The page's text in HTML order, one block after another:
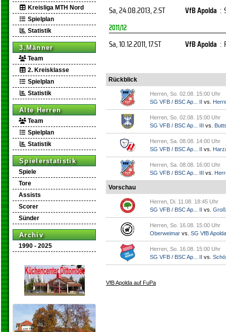
Kreisliga MTH Nord
Spielplan
Statistik
3.Männer
Team
2. Kreisklasse
Spielplan
Statistik
Alte Herren
Team
Spielplan
Statistik
Spielerstatistik
Spiele
Tore
Assists
Scorer
Sünder
Archiv
1990 - 2025
Sa, 24.08.2013, 2.ST VfB Apolda :
2011/12
Sa, 10.12.2011, 17.ST VfB Apolda :
Rückblick
Herren, So. 02.08. 15:00 Uhr
SG VFB / BSC Ap... II vs.
Herren, So. 02.08. 15:00 Uhr
SG VFB / BSC Ap... III vs.
Herren, Sa. 08.08. 14:00 Uhr
SG VFB / BSC Ap... II vs.
Herren, Sa. 08.08. 16:00 Uhr
SG VFB / BSC Ap... III vs.
Vorschau
Herren, Di. 11.08. 18:45 Uhr
SG VFB / BSC Ap... II vs.
Herren, So. 16.08. 15:00 Uhr
Oberweimar vs. SG VfB Apolda
Herren, So. 16.08. 15:00 Uhr
SG VFB / BSC Ap... II vs.
VfB Apolda auf FuPa